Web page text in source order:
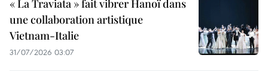
« La Traviata » fait vibrer Hanoï dans
une collaboration artistique
Vietnam-Italie
31/07/2026 03:07